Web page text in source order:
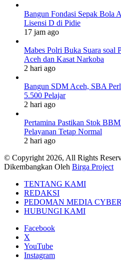
Bangun Fondasi Sepak Bola
Lisensi D di Pidie
17 jam ago
Mabes Polri Buka Suara soal
Aceh dan Kasat Narkoba
2 hari ago
Bangun SDM Aceh, SBA
5.500 Pelajar
2 hari ago
Pertamina Pastikan Stok
Pelayanan Tetap Normal
2 hari ago
© Copyright 2026, All Rights
Dikembangkan Oleh Birga Project
TENTANG KAMI
REDAKSI
PEDOMAN MEDIA CYBER
HUBUNGI KAMI
Facebook
X
YouTube
Instagram